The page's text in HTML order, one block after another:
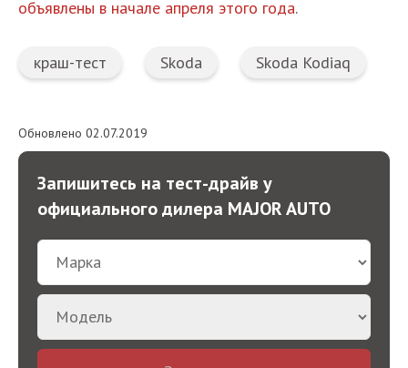
объявлены в начале апреля этого года.
краш-тест Skoda Skoda Kodiaq
Обновлено 02.07.2019
Запишитесь на тест-драйв у
официального дилера MAJOR AUTO